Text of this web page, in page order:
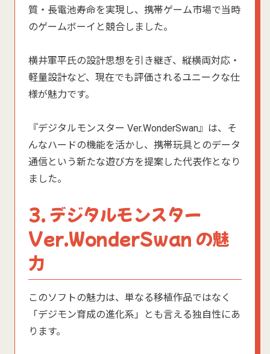
質・長電池寿命を実現し、携帯ゲーム市場で当時
のゲームボーイと競合しました。
横井軍平氏の設計思想を引き継ぎ、縦横両対応・
軽量設計など、現在でも評価されるユニークな仕
様が魅力です。
『デジタルモンスター Ver.WonderSwan』は、そ
んなハードの機能を活かし、携帯玩具とのデータ
通信という新たな遊び方を提案した代表作となり
ました。
3. デジタルモンスター
Ver.WonderSwan の魅
力
このソフトの魅力は、単なる移植作品ではなく
「デジモン育成の進化系」とも言える独自性にあ
ります。